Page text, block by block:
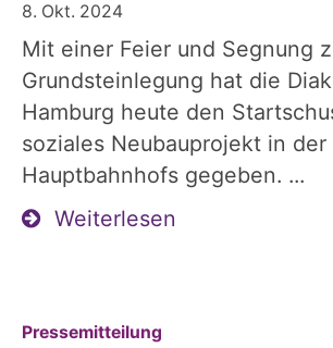
8. Okt. 2024
Mit einer Feier und Segnung
Grundsteinlegung hat die
Hamburg heute den
soziales Neubauprojekt in der
Hauptbahnhofs gegeben. ...
Weiterlesen
Pressemitteilung